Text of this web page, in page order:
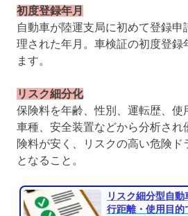
初度登録年月
自動車が陸運支局に初めて登録申
理された年月。車検証の初度登録
ます。
リスク細分化
保険料を年齢、性別、運転歴、使
車種、安全装置などから分析され
険料が安く、リスクの高い危険
となること。
リスク細分型自
行距離・使用目的